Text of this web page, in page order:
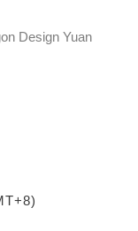
Design Yuan